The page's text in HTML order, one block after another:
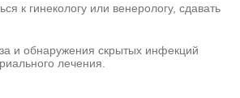
к гинекологу или венерологу, сдавать
и обнаружения скрытых инфекций
лечения.